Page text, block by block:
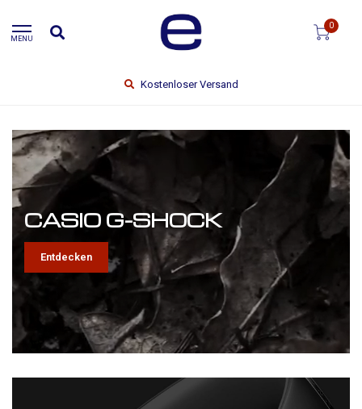
MENU
0
Kostenloser Versand
CASIO G-SHOCK
Entdecken